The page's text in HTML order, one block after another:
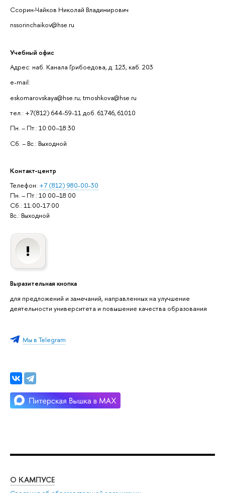
Ссорин-Чайков Николай Владимирович
nssorinchaikov@hse.ru
Учебный офис
Адрес: наб. Канала Грибоедова, д. 123, каб. 203
e-mail:
eskomarovskaya@hse.ru; tmoshkova@hse.ru
тел.: +7(812) 644-59-11 доб. 61746, 61010
Пн. – Пт.: 10:00–18:30
Сб. – Вс.: Выходной
Контакт-центр
Телефон: +7 (812) 980-00-30
Пн. – Пт.: 10:00–18:00
Сб.: 11:00-17:00
Вс.: Выходной
Выразительная кнопка
для предложений и замечаний, направленных на улучшение
деятельности университета и повышение качества образования
Мы в Telegram
О КАМПУСЕ